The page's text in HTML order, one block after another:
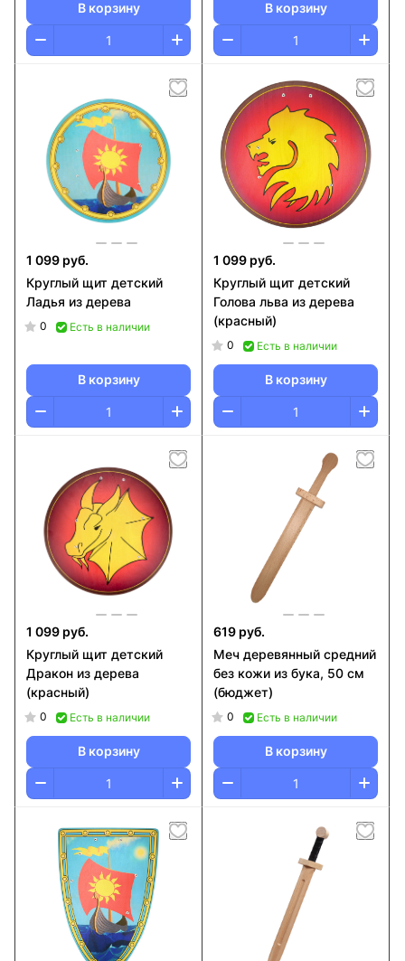
В корзину В корзину
1 099 руб.
Круглый щит детский
Ладья из дерева
0 Есть в наличии
В корзину
1 099 руб.
Круглый щит детский
Голова льва из дерева
(красный)
0 Есть в наличии
В корзину
1 099 руб.
Круглый щит детский
Дракон из дерева
(красный)
0 Есть в наличии
В корзину
619 руб.
Меч деревянный средний
без кожи из бука, 50 см
(бюджет)
0 Есть в наличии
В корзину